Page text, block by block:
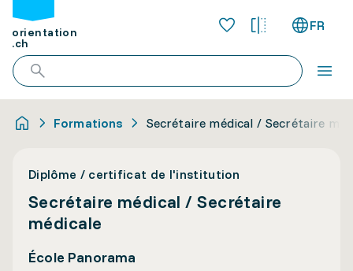
orientation
.ch
FR
Formations Secrétaire médical / Secrétaire
Diplôme / certificat de l'institution
Secrétaire médical / Secrétaire
médicale
École Panorama